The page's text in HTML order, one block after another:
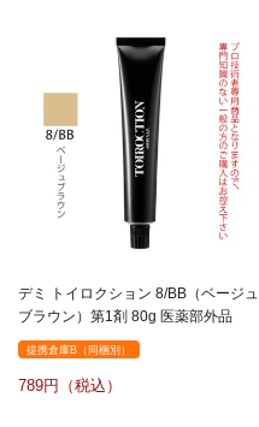
デミ トイロクション 8/BB（ベージュ
ブラウン）第1剤 80g 医薬部外品
提携倉庫B（同梱別）
789